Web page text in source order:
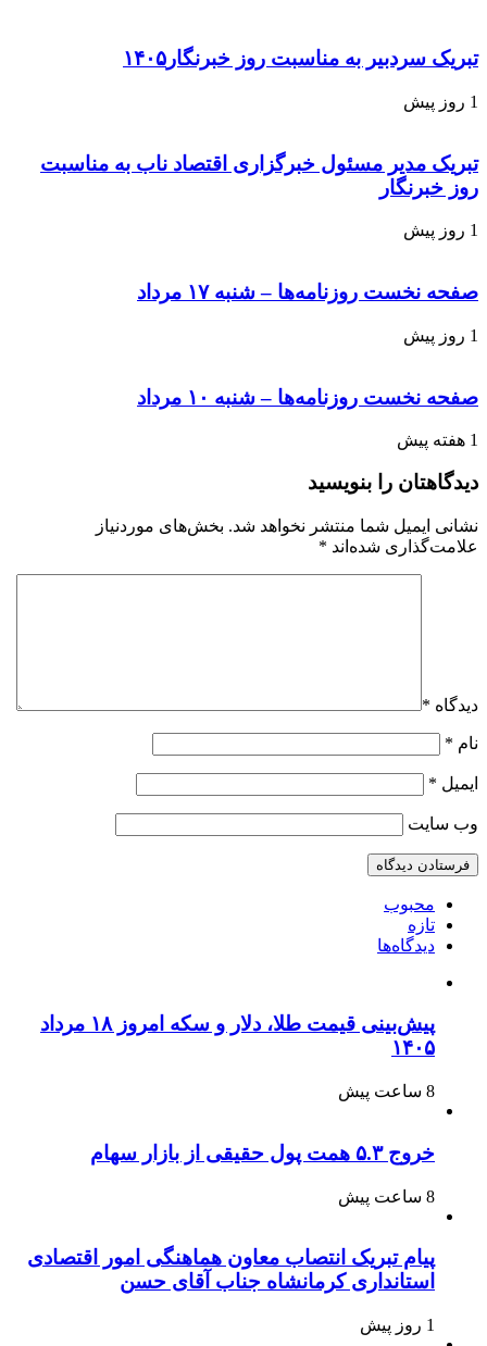
تبریک سردبیر به مناسبت روز خبرنگار۱۴۰۵
1 روز پیش
تبریک مدیر مسئول خبرگزاری اقتصاد ناب به مناسبت
روز خبرنگار
1 روز پیش
صفحه نخست روزنامه‌ها – شنبه ۱۷ مرداد
1 روز پیش
صفحه نخست روزنامه‌ها – شنبه ۱۰ مرداد
1 هفته پیش
دیدگاهتان را بنویسید
نشانی ایمیل شما منتشر نخواهد شد. بخش‌های موردنیاز
علامت‌گذاری شده‌اند *
دیدگاه *
نام *
ایمیل *
وب‌ سایت
محبوب
تازه
دیدگاه‌ها
پیش‌بینی قیمت طلا، دلار و سکه امروز ۱۸ مرداد
۱۴۰۵
8 ساعت پیش
خروج ۵.۳ همت پول حقیقی از بازار سهام
8 ساعت پیش
پیام تبریک انتصاب معاون هماهنگی امور اقتصادی
استانداری کرمانشاه جناب آقای حسن
1 روز پیش